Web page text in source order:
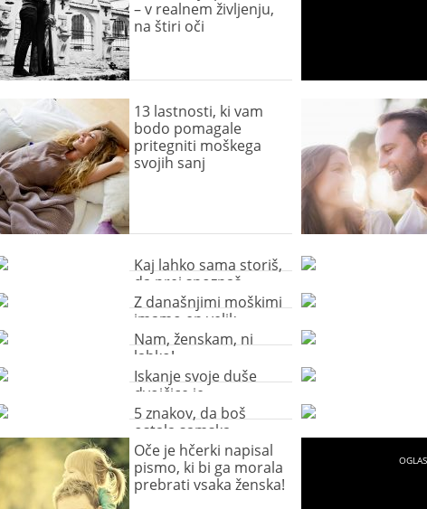
– v realnem življenju,
na štiri oči
13 lastnosti, ki vam
bodo pomagale
pritegniti moškega
svojih sanj
Kaj lahko sama storiš,
da prej spoznaš
»tistega pravega«?
Z današnjimi moškimi
imamo en velik
problem!
Nam, ženskam, ni
lahko!
Iskanje svoje duše
dvojčice je
nesmiselno!
5 znakov, da boš
ostala samska
Oče je hčerki napisal
pismo, ki bi ga morala
prebrati vsaka ženska!